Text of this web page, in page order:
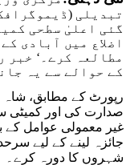
تبدیلی
گئی اعلیٰ سطحی
اضلاع میں آبادی
مطالعہ کرے۔‘ خبر
کے حوالے سے یہ
رپورٹ کے مطابق،
صدارت کی اور کمیٹی
غیر معمولی عوامل کے
جائزہ لینے کے لیے
شہروں کا دورہ کرے۔